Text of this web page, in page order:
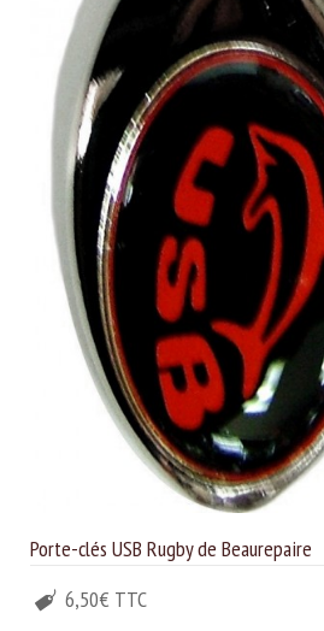
Porte-clés USB Rugby de Beaurepaire
6,50€ TTC